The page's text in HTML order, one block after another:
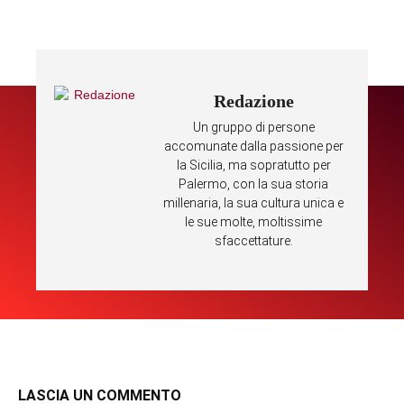
Redazione
Un gruppo di persone
accomunate dalla passione per
la Sicilia, ma sopratutto per
Palermo, con la sua storia
millenaria, la sua cultura unica e
le sue molte, moltissime
sfaccettature.
LASCIA UN COMMENTO